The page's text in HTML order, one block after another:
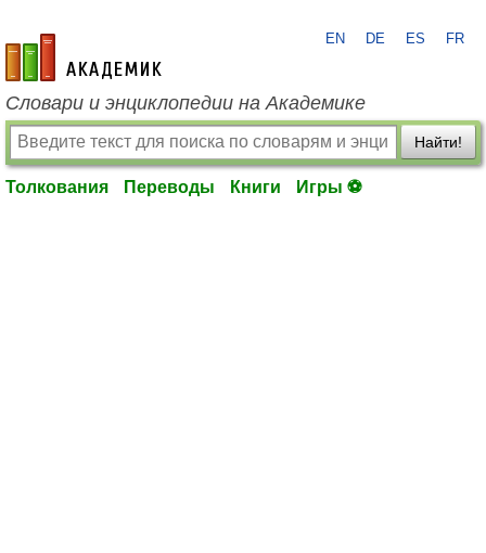
academic.ru
EN DE ES FR
Словари и энциклопедии на Академике
Найти!
Толкования Переводы Книги Игры ⚽